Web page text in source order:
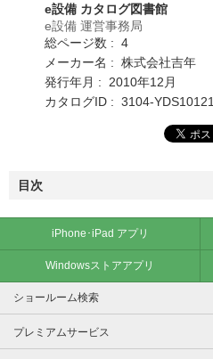
e設備 カタログ図書館
e設備 運営事務局
総ページ数 : 4
メーカー名 : 株式会社吉年
発行年月 : 2010年12月
カタログID : 3104-YDS10121
目次
iPhone･iPad アプリ
Windowsストアアプリ
ショールーム検索
プレミアムサービス